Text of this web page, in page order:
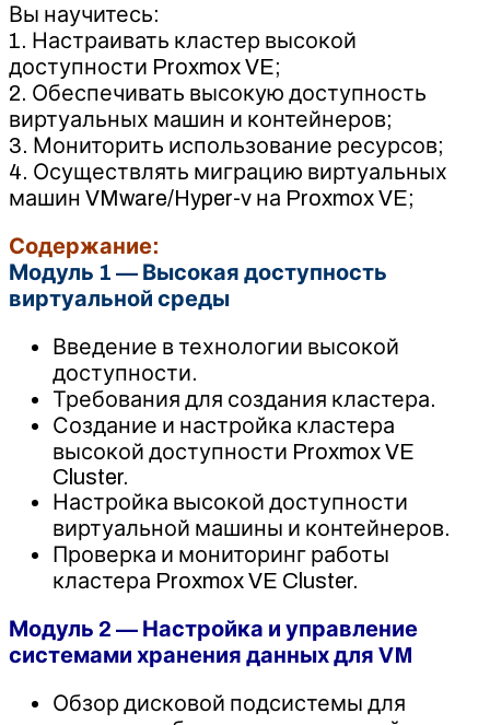
Вы научитесь:
1. Настраивать кластер высокой
доступности Proxmox VE;
2. Обеспечивать высокую доступность
виртуальных машин и контейнеров;
3. Мониторить использование ресурсов;
4. Осуществлять миграцию виртуальных
машин VMware/Hyper-v на Proxmox VE;
Содержание:
Модуль 1 — Высокая доступность
виртуальной среды
Введение в технологии высокой
доступности.
Требования для создания кластера.
Создание и настройка кластера
высокой доступности Proxmox VE
Cluster.
Настройка высокой доступности
виртуальной машины и контейнеров.
Проверка и мониторинг работы
кластера Proxmox VE Cluster.
Модуль 2 — Настройка и управление
системами хранения данных для VM
Обзор дисковой подсистемы для